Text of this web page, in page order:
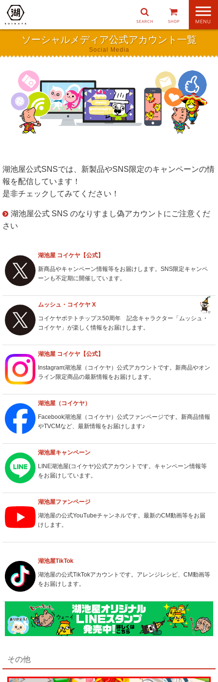
ナ
ョ
ソーシャルメディア公式アカウント一覧
Social Media
湖池屋公式SNSでは、新製品やSNS限定のキャンペーンの情
報を配信しています！
是非チェックしてみてください！
湖池屋公式 SNS のなりすまし偽アカウントにご注意くだ
さい
湖池屋 コイケヤ【公式】
新商品やキャンペーン情報等をお届けします。 SNS限定キャンペ
ーンも不定期に開催しています。
ムッシュ・コイケヤ X
コイケヤポテトチップス50周年 記念キャラクター「ムッシュ・
コイケヤ」が楽しく情報をお届けします。
湖池屋 コイケヤ【公式】
Instagram湖池屋（コイケヤ）公式アカウントです。 新商品やオン
ライン限定商品の最新情報をお届けします。
湖池屋（コイケヤ）
Facebook湖池屋（コイケヤ）公式ファンページです。 新商品情報
やTVCMなど、最新情報をお届けします♪
湖池屋キャンペーン
LINE湖池屋(コイケヤ)公式アカウントです。 キャンペーン情報等
をお届けしています。
湖池屋ファンページ
湖池屋の公式YouTubeチャンネルです。 最新のCM動画等をお届
けします。
湖池屋TikTok
湖池屋の公式TikTokアカウントです。 アレンジレシピ、CM動画等
をお届けします。
その他